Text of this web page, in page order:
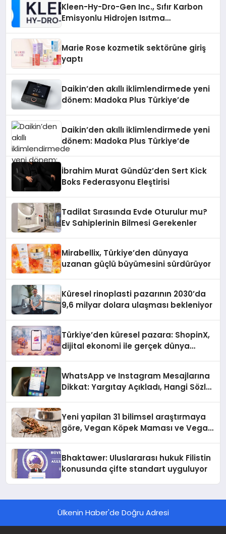
Kleen-Hy-Dro-Gen Inc., Sıfır Karbon
Emisyonlu Hidrojen Isıtma
Marie Rose kozmetik sektörüne giriş
yaptı
Daikin’den akıllı iklimlendirmede yeni
dönem: Madoka Plus Türkiye’de
Daikin’den akıllı iklimlendirmede yeni
dönem: Madoka Plus Türkiye’de
İbrahim Murat Gündüz’den Sert Kick
Boks Federasyonu Eleştirisi
Tadilat Sırasında Evde Oturulur mu?
Ev Sahiplerinin Bilmesi Gerekenler
Mirabellix, Türkiye’den dünyaya
uzanan güçlü büyümesini sürdürüyor
Küresel rinoplasti pazarının 2030’da
9,6 milyar dolara ulaşması bekleniyor
Türkiye’den küresel pazara: ShopinX,
dijital ekonomi ile gerçek dünya
WhatsApp ve Instagram Mesajlarına
Dikkat: Yargıtay Açıkladı, Hangi Sözler
Yeni yapilan 31 bilimsel araştırmaya
göre, Vegan Köpek Maması ve Vegan
Bhaktawer: Uluslararası hukuk Filistin
konusunda çifte standart uyguluyor
Ülkenin Haber'de Doğru Adresi